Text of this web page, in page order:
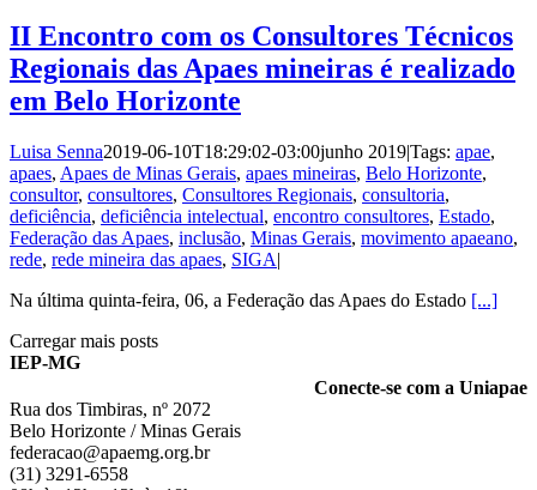
II Encontro com os Consultores Técnicos
Regionais das Apaes mineiras é realizado
em Belo Horizonte
Luisa Senna2019-06-10T18:29:02-03:00junho 2019|Tags: apae,
apaes, Apaes de Minas Gerais, apaes mineiras, Belo Horizonte,
consultor, consultores, Consultores Regionais, consultoria,
deficiência, deficiência intelectual, encontro consultores, Estado,
Federação das Apaes, inclusão, Minas Gerais, movimento apaeano,
rede, rede mineira das apaes, SIGA|
Na última quinta-feira, 06, a Federação das Apaes do Estado [...]
Carregar mais posts
Conecte-se com a Uniapae
IEP-MG
Rua dos Timbiras, nº 2072
Belo Horizonte / Minas Gerais
federacao@apaemg.org.br
(31) 3291-6558